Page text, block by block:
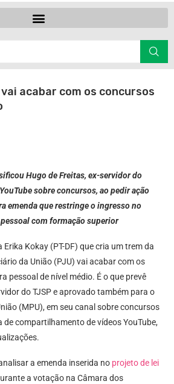
acabar com os concursos
Hugo de Freitas, ex-servidor do
sobre concursos, ao pedir ação
emenda que restringe o ingresso no
com formação superior
Kokay (PT-DF) que cria um trem da
da União (PJU) vai acabar com os
pessoal de nível médio. É o que prevê
do TJSP e aprovado também para o
(MPU), em seu canal sobre concursos
compartilhamento de vídeos YouTube,
a emenda inserida no projeto de lei
a votação na Câmara dos